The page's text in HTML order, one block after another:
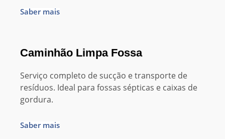
Saber mais
Caminhão Limpa Fossa
Serviço completo de sucção e transporte de
resíduos. Ideal para fossas sépticas e caixas de
gordura.
Saber mais